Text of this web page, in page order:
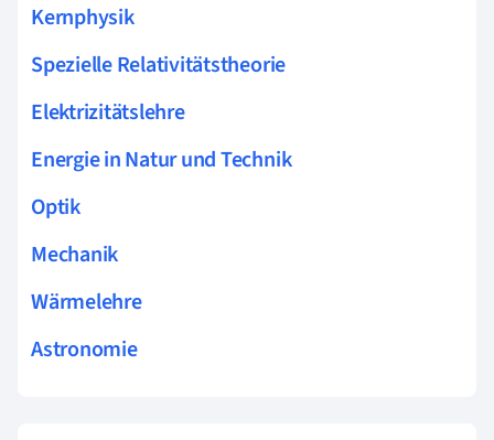
Kernphysik
Spezielle Relativitätstheorie
Elektrizitätslehre
Energie in Natur und Technik
Optik
Mechanik
Wärmelehre
Astronomie